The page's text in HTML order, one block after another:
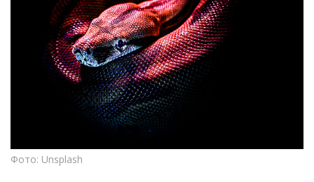
Фото: Unsplash